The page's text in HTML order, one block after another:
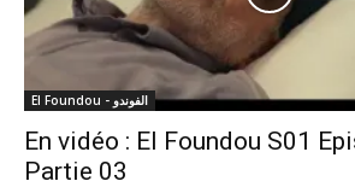
El Foundou - الفوندو
En vidéo : El Foundou S01
Partie 03